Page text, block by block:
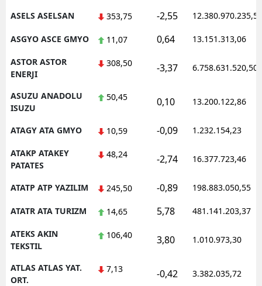
ASELS ASELSAN 353,75 -2,55 12.380.970.235,50
ASGYO ASCE GMYO 11,07 0,64 13.151.313,06
ASTOR ASTOR
ENERJI
308,50 -3,37 6.758.631.520,50
ASUZU ANADOLU
ISUZU
50,45 0,10 13.200.122,86
ATAGY ATA GMYO 10,59 -0,09 1.232.154,23
ATAKP ATAKEY
PATATES
48,24 -2,74 16.377.723,46
ATATP ATP YAZILIM 245,50 -0,89 198.883.050,55
ATATR ATA TURIZM 14,65 5,78 481.141.203,37
ATEKS AKIN
TEKSTIL
106,40 3,80 1.010.973,30
ATLAS ATLAS YAT.
ORT.
7,13 -0,42 3.382.035,72